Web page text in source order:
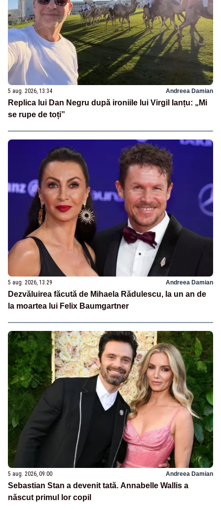
5 aug. 2026, 13:34 Andreea Damian
Replica lui Dan Negru după ironiile lui Virgil Ianțu: „Mi
se rupe de toți”
5 aug. 2026, 13:29 Andreea Damian
Dezvăluirea făcută de Mihaela Rădulescu, la un an de
la moartea lui Felix Baumgartner
5 aug. 2026, 09:00 Andreea Damian
Sebastian Stan a devenit tată. Annabelle Wallis a
născut primul lor copil